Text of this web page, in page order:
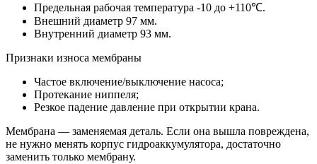
Предельная рабочая температура -10 до +110℃.
Внешний диаметр 97 мм.
Внутренний диаметр 93 мм.
Признаки износа мембраны
Частое включение/выключение насоса;
Протекание ниппеля;
Резкое падение давление при открытии крана.
Мембрана — заменяемая деталь. Если она вышла повреждена,
не нужно менять корпус гидроаккумулятора, достаточно
заменить только мембрану.